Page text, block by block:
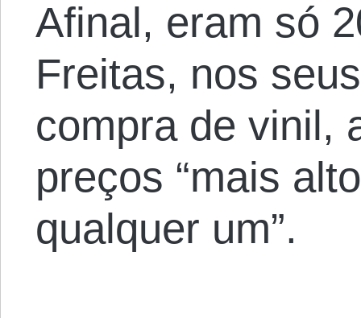
Afinal, eram só
Freitas, nos
compra de vinil,
preços “mais
qualquer um”.